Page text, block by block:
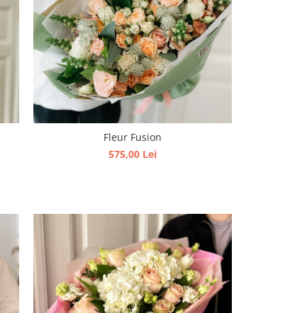
Fleur Fusion
575,00 Lei